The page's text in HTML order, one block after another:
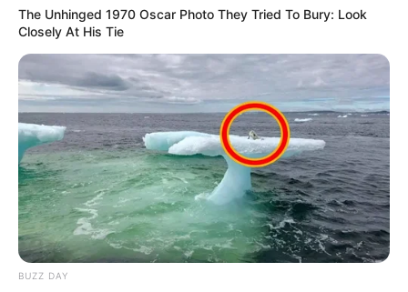
The Unhinged 1970 Oscar Photo They Tried To Bury: Look
Closely At His Tie
BUZZ DAY